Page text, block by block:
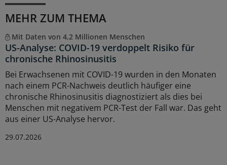
MEHR ZUM THEMA
Mit Daten von 4,2 Millionen Menschen
US-Analyse: COVID-19 verdoppelt Risiko für
chronische Rhinosinusitis
Bei Erwachsenen mit COVID-19 wurden in den Monaten
nach einem PCR-Nachweis deutlich häufiger eine
chronische Rhinosinusitis diagnostiziert als dies bei
Menschen mit negativem PCR-Test der Fall war. Das geht
aus einer US-Analyse hervor.
29.07.2026